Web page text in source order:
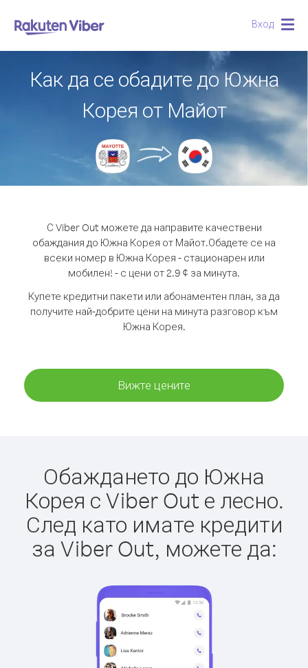
Вход
Как да се обадите до Южна
Корея от Майот
С Viber Out можете да направите качествени
обаждания до Южна Корея от Майот.Обадете се на
всеки номер в Южна Корея - стационарен или
мобилен! - с цени от 2.9 ¢ за минута.
Купете кредитни пакети или абонаментен план, за да
получите най-добрите цени на минута разговор към
Южна Корея.
Вижте цените
Обаждането до Южна
Корея с Viber Out е лесно.
След като имате кредити
за Viber Out, можете да: